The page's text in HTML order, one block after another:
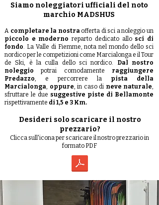
Siamo noleggiatori ufficiali del noto
marchio MADSHUS
A completare la nostra offerta di sci a noleggio un
piccolo e moderno reparto dedicato allo sci di
fondo. La Valle di Fiemme, nota nel mondo dello sci
nordico per le competizioni come Marcialonga e il Tour
de Ski, è la culla dello sci nordico. Dal nostro
noleggio potrai comodamente raggiungere
Predazzo, e percorrere la pista della
Marcialonga, oppure, in caso di neve naturale,
sfruttare le due suggestive piste di Bellamonte
rispettivamente di 1,5 e 3 Km.
Desideri solo scaricare il nostro
prezzario?
Clicca sull'icona per scaricare il nostro prezzario in
formato PDF